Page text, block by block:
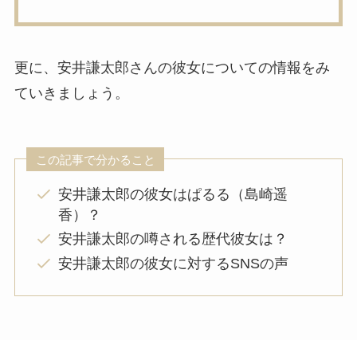
更に、安井謙太郎さんの彼女についての情報をみ
ていきましょう。
この記事で分かること
安井謙太郎の彼女はぱるる（島崎遥
香）？
安井謙太郎の噂される歴代彼女は？
安井謙太郎の彼女に対するSNSの声